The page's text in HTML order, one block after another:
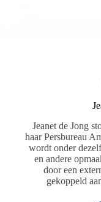
Jeanet de Jong
haar Persbureau
wordt onder
en andere
door een
gekoppeld